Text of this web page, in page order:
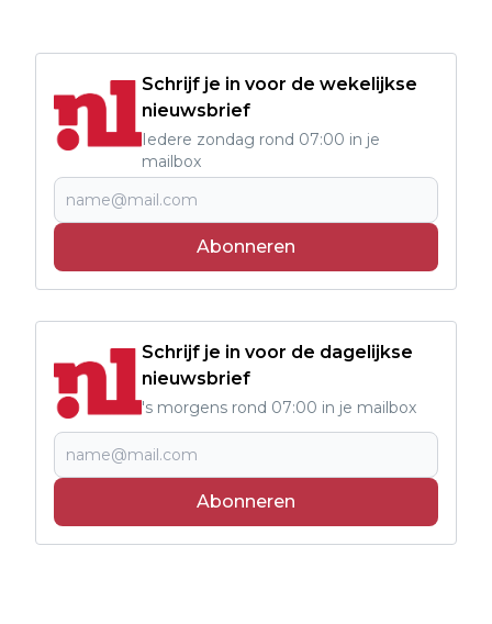
Schrijf je in voor de wekelijkse
nieuwsbrief
Iedere zondag rond 07:00 in je
mailbox
Abonneren
Schrijf je in voor de dagelijkse
nieuwsbrief
's morgens rond 07:00 in je mailbox
Abonneren